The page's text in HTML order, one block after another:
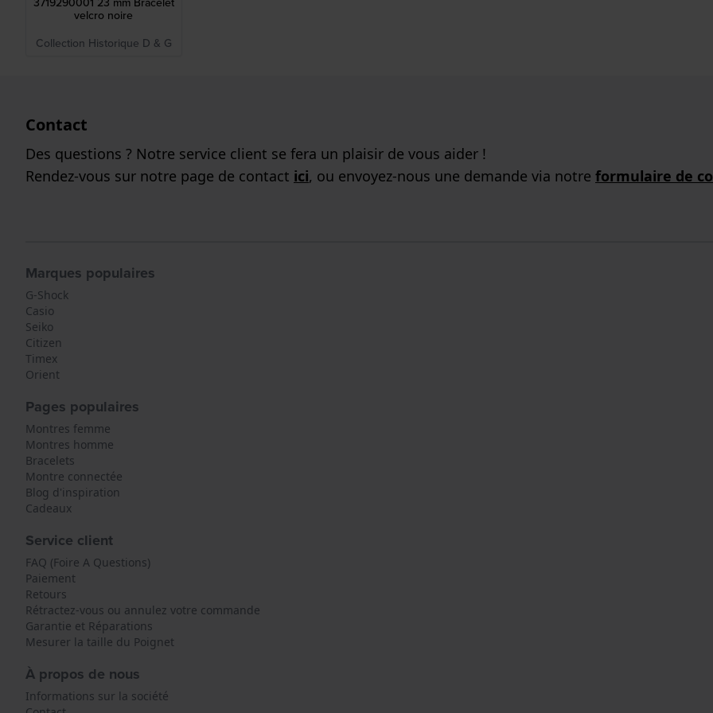
velcro noire
Collection Historique D & G
Contact
Des questions ? Notre service client se fera un plaisir de vous aider !
Rendez-vous sur notre page de contact ici, ou envoyez-nous une demande via notre formulaire de
Marques populaires
G-Shock
Casio
Seiko
Citizen
Timex
Orient
Pages populaires
Montres femme
Montres homme
Bracelets
Montre connectée
Blog d'inspiration
Cadeaux
Service client
FAQ (Foire A Questions)
Paiement
Retours
Rétractez-vous ou annulez votre commande
Garantie et Réparations
Mesurer la taille du Poignet
À propos de nous
Informations sur la société